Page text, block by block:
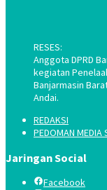
RESES:
Anggota DPRD
kegiatan
Banjarmasin
Andai.
REDAKSI
PEDOMAN MEDIA
Jaringan Social
Facebook